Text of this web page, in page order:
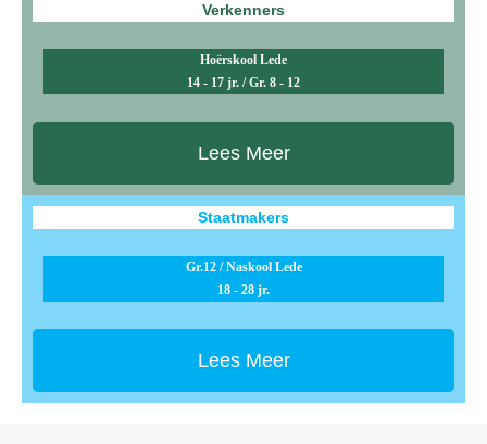
Verkenners
Hoërskool Lede
14 - 17 jr. / Gr. 8 - 12
Lees Meer
Staatmakers
Gr.12 / Naskool Lede
18 - 28 jr.
Lees Meer